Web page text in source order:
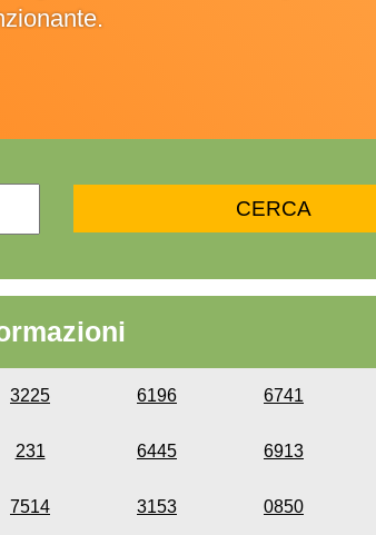
3225 6196 6741
231 6445 6913
7514 3153 0850